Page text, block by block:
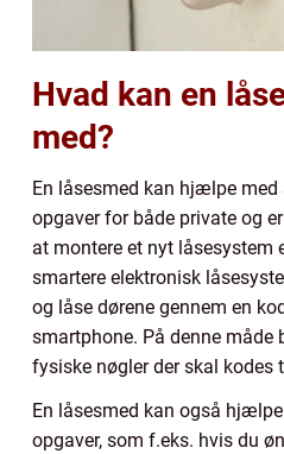
Hvad kan en
med?
En låsesmed kan hjælpe
opgaver for både private og
at montere et nyt låsesystem
smartere elektronisk
og låse dørene gennem en
smartphone. På denne måde
fysiske nøgler der skal kodes
En låsesmed kan også
opgaver, som f.eks. hvis du